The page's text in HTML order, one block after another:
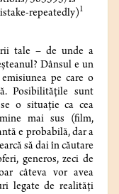
repeatedly)1
tale – de unde a
Dânsul e un
pe care o
Posibilitățile sunt
o situație ca cea
mai sus (film,
e probabilă, dar a
să dai în căutare
generos, zeci de
câteva vor avea
legate de realități